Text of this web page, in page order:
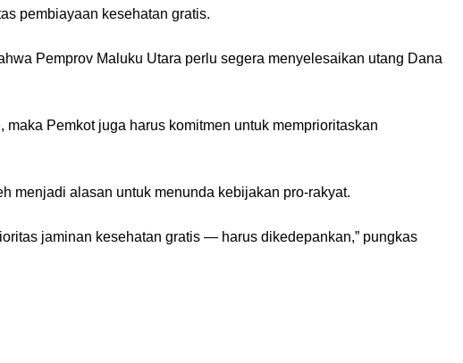
pembiayaan kesehatan gratis.
Pemprov Maluku Utara perlu segera menyelesaikan utang Dana
Pemkot juga harus komitmen untuk memprioritaskan
menjadi alasan untuk menunda kebijakan pro-rakyat.
jaminan kesehatan gratis — harus dikedepankan,” pungkas